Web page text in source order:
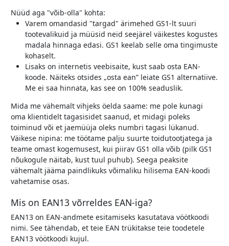
Nüüd aga "võib-olla" kohta:
Varem omandasid "targad" ärimehed GS1-lt suuri
tootevalikuid ja müüsid neid seejärel väikestes kogustes
madala hinnaga edasi. GS1 keelab selle oma tingimuste
kohaselt.
Lisaks on internetis veebisaite, kust saab osta EAN-
koode. Näiteks otsides „osta ean” leiate GS1 alternatiive.
Me ei saa hinnata, kas see on 100% seaduslik.
Mida me vähemalt vihjeks öelda saame: me pole kunagi
oma klientidelt tagasisidet saanud, et midagi poleks
toiminud või et jaemüüja oleks numbri tagasi lükanud.
Väikese nipina: me töötame palju suurte toidutootjatega ja
teame omast kogemusest, kui piirav GS1 olla võib (pilk GS1
nõukogule näitab, kust tuul puhub). Seega peaksite
vähemalt jääma paindlikuks võimaliku hilisema EAN-koodi
vahetamise osas.
Mis on EAN13 võrreldes EAN-iga?
EAN13 on EAN-andmete esitamiseks kasutatava vöötkoodi
nimi. See tähendab, et teie EAN trükitakse teie toodetele
EAN13 vöötkoodi kujul.